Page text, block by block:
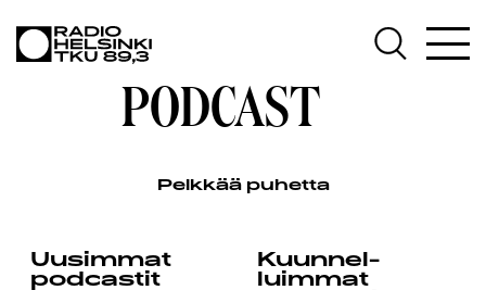
OHJELMAT
PODCAST
Pelkkää puhetta
Uusimmat
podcastit
Kuunnel­
luimmat